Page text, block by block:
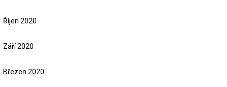
Říjen 2020
Září 2020
Březen 2020